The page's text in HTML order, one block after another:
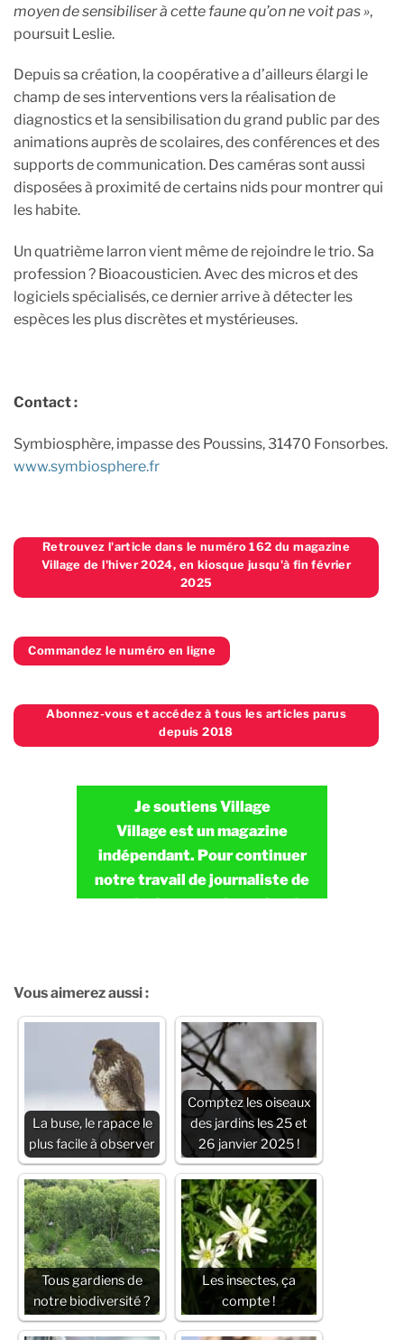
moyen de sensibiliser à cette faune qu’on ne voit pas »,
poursuit Leslie.
Depuis sa création, la coopérative a d’ailleurs élargi le
champ de ses interventions vers la réalisation de
diagnostics et la sensibilisation du grand public par des
animations auprès de scolaires, des conférences et des
supports de communication. Des caméras sont aussi
disposées à proximité de certains nids pour montrer qui
les habite.
Un quatrième larron vient même de rejoindre le trio. Sa
profession ? Bioacousticien. Avec des micros et des
logiciels spécialisés, ce dernier arrive à détecter les
espèces les plus discrètes et mystérieuses.
Contact :
Symbiosphère, impasse des Poussins, 31470 Fonsorbes.
www.symbiosphere.fr
Retrouvez l'article dans le numéro 162 du magazine
Village de l'hiver 2024, en kiosque jusqu'à fin février
2025
Commandez le numéro en ligne
Abonnez-vous et accédez à tous les articles parus
depuis 2018
Je soutiens Village
Village est un magazine
indépendant. Pour continuer
notre travail de journaliste de
terrain dans tous les coins de
JE FAIS UN DON
Vous aimerez aussi :
La buse, le rapace le
plus facile à observer
Comptez les oiseaux
des jardins les 25 et
26 janvier 2025 !
Tous gardiens de
notre biodiversité ?
Les insectes, ça
compte !